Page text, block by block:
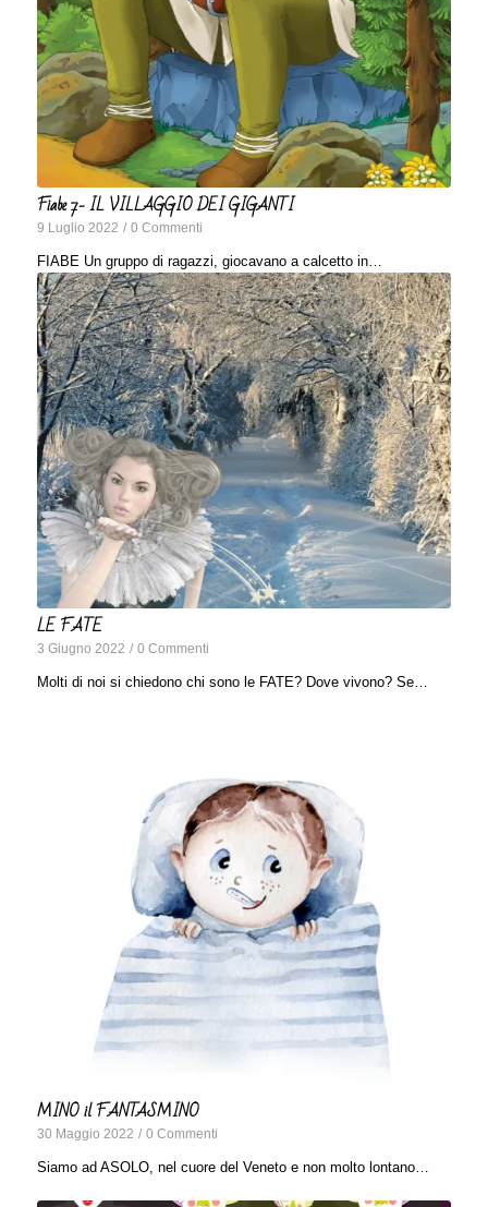
Fiabe 7- IL VILLAGGIO DEI GIGANTI
9 Luglio 2022 / 0 Commenti
FIABE Un gruppo di ragazzi, giocavano a calcetto in…
LE FATE
3 Giugno 2022 / 0 Commenti
Molti di noi si chiedono chi sono le FATE? Dove vivono? Se…
MINO il FANTASMINO
30 Maggio 2022 / 0 Commenti
Siamo ad ASOLO, nel cuore del Veneto e non molto lontano…